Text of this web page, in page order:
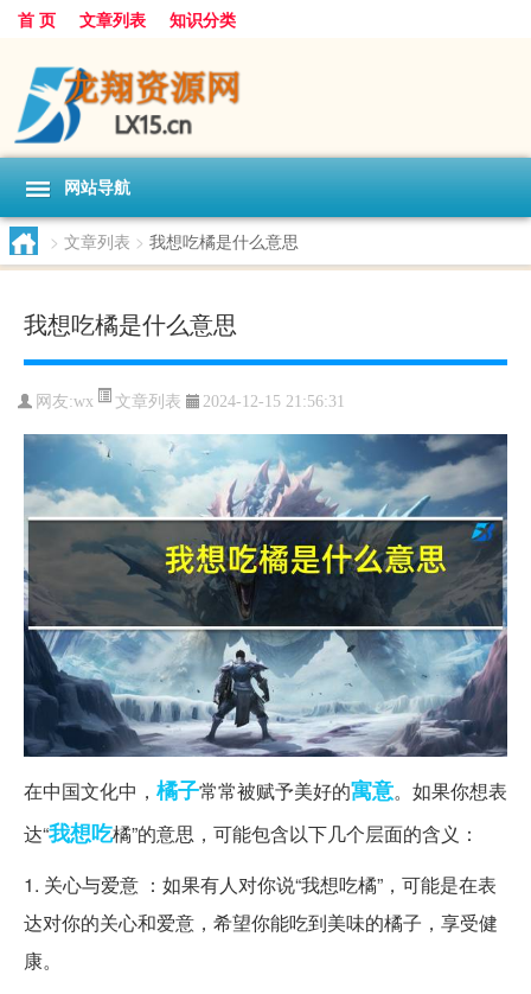
首 页 文章列表 知识分类
网站导航
> 文章列表 > 我想吃橘是什么意思
我想吃橘是什么意思
网友:wx 文章列表 2024-12-15 21:56:31
在中国文化中， 橘子常常被赋予美好的寓意。如果你想表
达“我想吃橘”的意思，可能包含以下几个层面的含义：
1. 关心与爱意 ：如果有人对你说“我想吃橘”，可能是在表
达对你的关心和爱意，希望你能吃到美味的橘子，享受健
康。